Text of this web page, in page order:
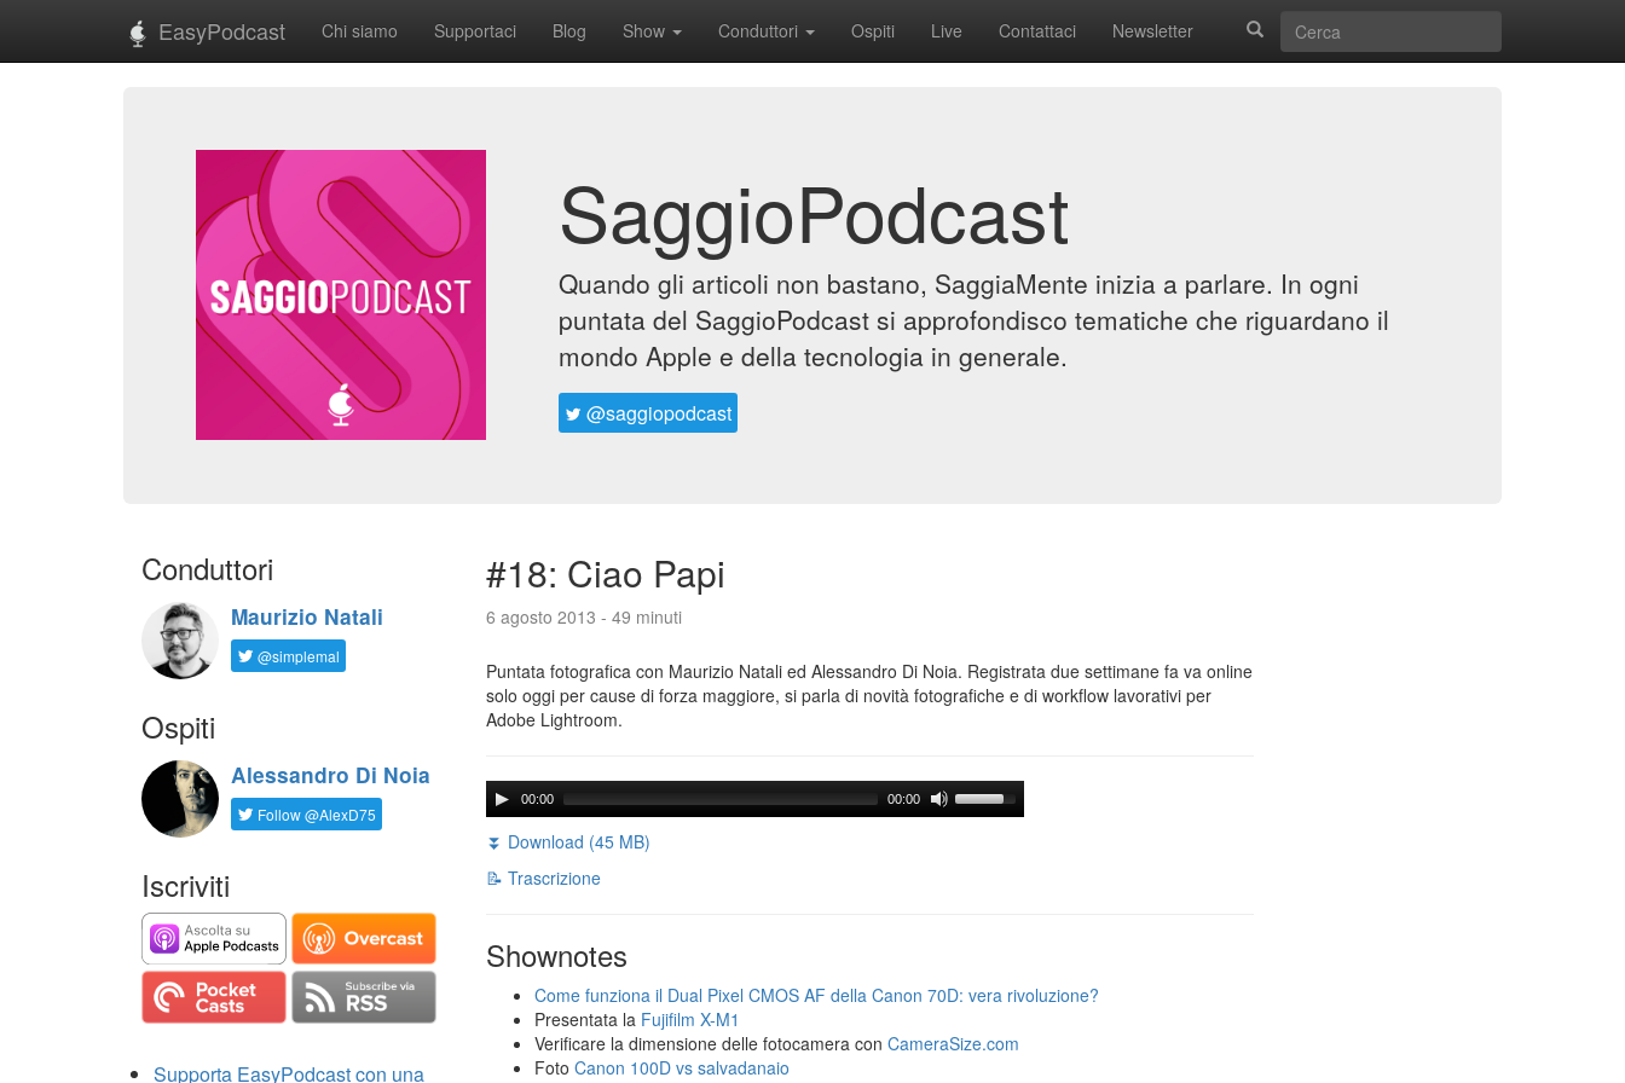
EasyPodcast Chi siamo Supportaci Blog Show Conduttori Ospiti Live Contattaci Newsletter
SaggioPodcast
Quando gli articoli non bastano, SaggiaMente inizia a parlare. In ogni
puntata del SaggioPodcast si approfondisco tematiche che riguardano il
mondo Apple e della tecnologia in generale.
@saggiopodcast
Conduttori
Maurizio Natali
@simplemal
Ospiti
Alessandro Di Noia
Follow @AlexD75
Iscriviti
Supporta EasyPodcast con una
#18: Ciao Papi
6 agosto 2013 - 49 minuti
Puntata fotografica con Maurizio Natali ed Alessandro Di Noia. Registrata due settimane fa va online
solo oggi per cause di forza maggiore, si parla di novità fotografiche e di workflow lavorativi per
Adobe Lightroom.
00:00 00:00
⏬ Download (45 MB)
📝 Trascrizione
Shownotes
Come funziona il Dual Pixel CMOS AF della Canon 70D: vera rivoluzione?
Presentata la Fujifilm X-M1
Verificare la dimensione delle fotocamera con CameraSize.com
Foto Canon 100D vs salvadanaio